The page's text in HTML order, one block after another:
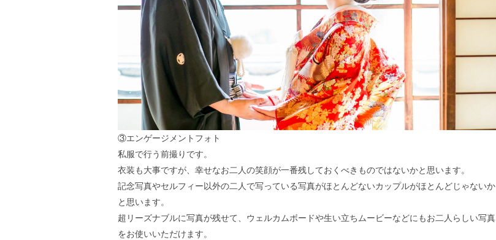
③エンゲージメントフォト
私服で行う前撮りです。
衣装も大事ですが、幸せなお二人の笑顔が一番残しておくべきものではないかと思います。
記念写真やセルフィー以外の二人で写っている写真がほとんどないカップルがほとんどじゃないか
と思います。
超リーズナブルに写真が残せて、ウェルカムボードや生い立ちムービーなどにもお二人らしい写真
をお使いいただけます。